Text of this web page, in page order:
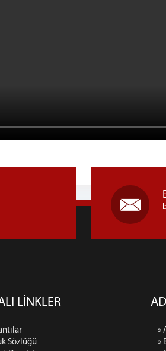
LİNKLER
Sözlüğü
»
»